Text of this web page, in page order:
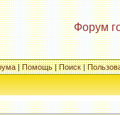
Форум
|Помощь|Поиск|